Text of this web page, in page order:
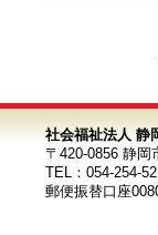
社会福祉法人 静
〒420-0856 静岡
TEL：054-254-
郵便振替口座